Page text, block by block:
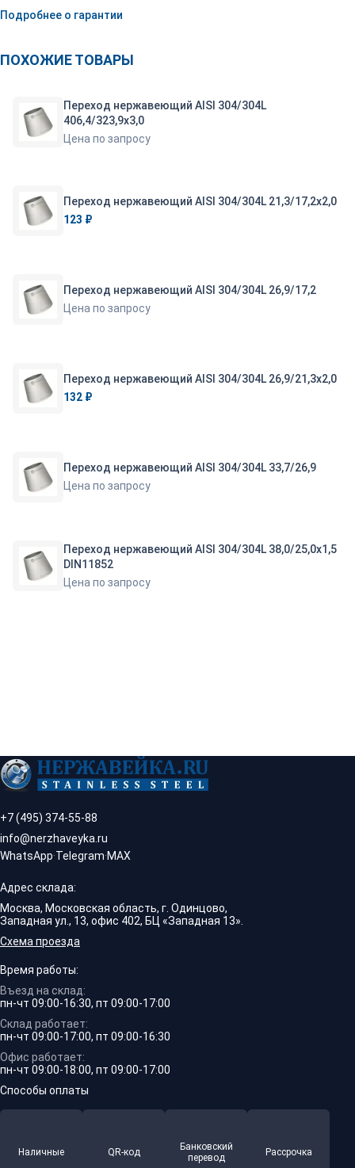
Подробнее о гарантии
ПОХОЖИЕ ТОВАРЫ
Переход нержавеющий AISI 304/304L
406,4/323,9х3,0
Цена по запросу
Переход нержавеющий AISI 304/304L 21,3/17,2х2,0
123 ₽
Переход нержавеющий AISI 304/304L 26,9/17,2
Цена по запросу
Переход нержавеющий AISI 304/304L 26,9/21,3х2,0
132 ₽
Переход нержавеющий AISI 304/304L 33,7/26,9
Цена по запросу
Переход нержавеющий AISI 304/304L 38,0/25,0х1,5
DIN11852
Цена по запросу
+7 (495) 374-55-88
info@nerzhaveyka.ru
WhatsApp·Telegram·MAX
Адрес склада:
Москва, Московская область, г. Одинцово,
Западная ул., 13, офис 402, БЦ «Западная 13».
Схема проезда
Время работы:
Въезд на склад:
пн-чт 09:00-16:30, пт 09:00-17:00
Склад работает:
пн-чт 09:00-17:00, пт 09:00-16:30
Офис работает:
пн-чт 09:00-18:00, пт 09:00-17:00
Способы оплаты
Наличные QR-код
Банковский
перевод
Рассрочка